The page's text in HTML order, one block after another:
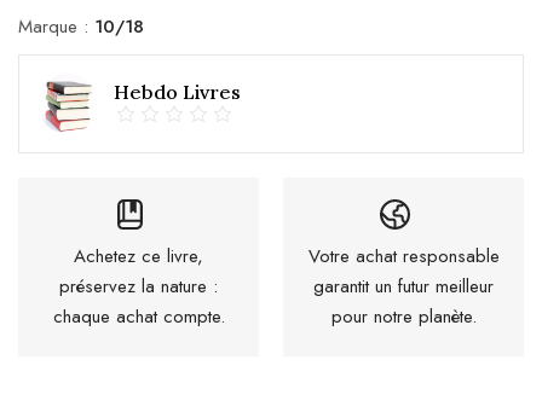
Marque : 10/18
Hebdo Livres
Achetez ce livre,
préservez la nature :
chaque achat compte.
Votre achat responsable
garantit un futur meilleur
pour notre planète.